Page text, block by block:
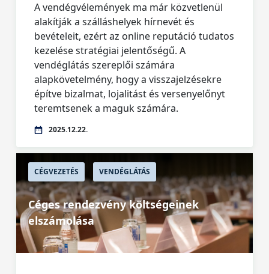
A vendégvélemények ma már közvetlenül
alakítják a szálláshelyek hírnevét és
bevételeit, ezért az online reputáció tudatos
kezelése stratégiai jelentőségű. A
vendéglátás szereplői számára
alapkövetelmény, hogy a visszajelzésekre
építve bizalmat, lojalitást és versenyelőnyt
teremtsenek a maguk számára.
2025.12.22.
CÉGVEZETÉS VENDÉGLÁTÁS
Céges rendezvény költségeinek
elszámolása